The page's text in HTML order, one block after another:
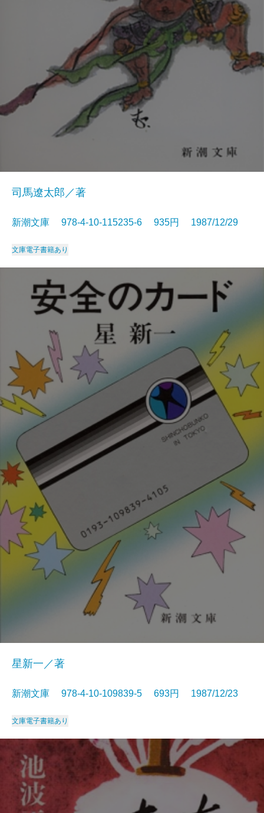
司馬遼太郎／著
新潮文庫 978-4-10-115235-6 935円 1987/12/29
文庫電子書籍あり
星新一／著
新潮文庫 978-4-10-109839-5 693円 1987/12/23
文庫電子書籍あり